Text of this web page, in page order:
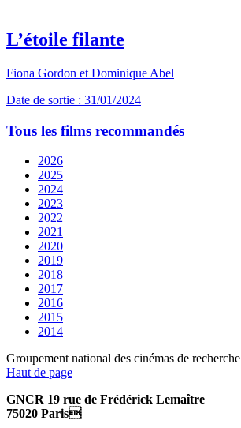
L’étoile filante
Fiona Gordon et Dominique Abel
Date de sortie : 31/01/2024
Tous les films recommandés
2026
2025
2024
2023
2022
2021
2020
2019
2018
2017
2016
2015
2014
Groupement national des cinémas de recherche
Haut de page
GNCR 19 rue de Frédérick Lemaître
75020 Paris